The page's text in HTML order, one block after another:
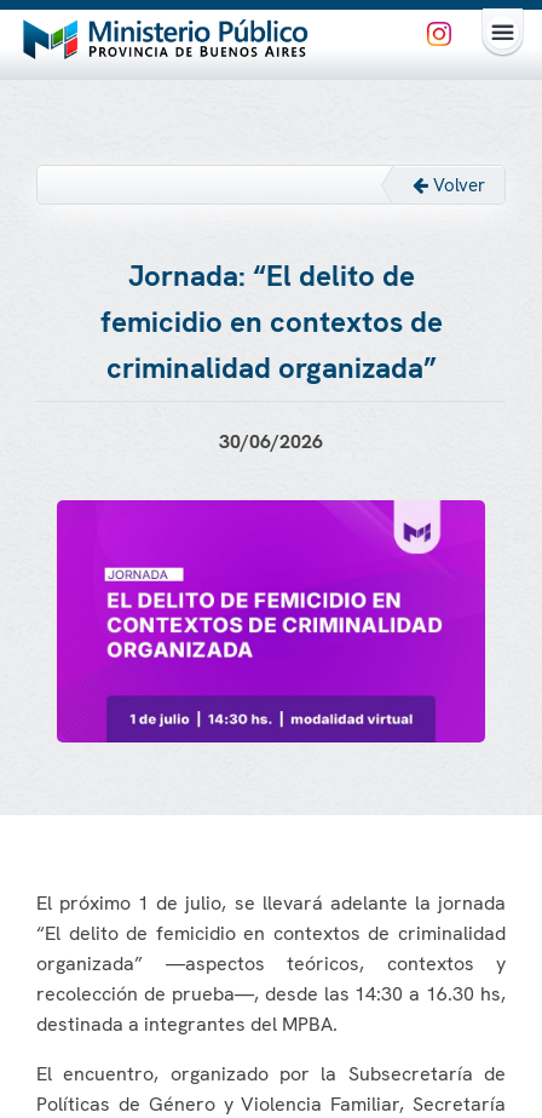
Volver
Jornada: “El delito de
femicidio en contextos de
criminalidad organizada”
30/06/2026
El próximo 1 de julio, se llevará adelante la jornada
“El delito de femicidio en contextos de criminalidad
organizada” —aspectos teóricos, contextos y
recolección de prueba—, desde las 14:30 a 16.30 hs,
destinada a integrantes del MPBA.
El encuentro, organizado por la Subsecretaría de
Políticas de Género y Violencia Familiar, Secretaría